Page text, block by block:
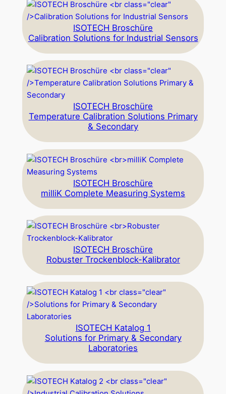
ISOTECH Broschüre
Calibration Solutions for Industrial Sensors
ISOTECH Broschüre
Temperature Calibration Solutions Primary
& Secondary
ISOTECH Broschüre
milliK Complete Measuring Systems
ISOTECH Broschüre
Robuster Trockenblock-Kalibrator
ISOTECH Katalog 1
Solutions for Primary & Secondary
Laboratories